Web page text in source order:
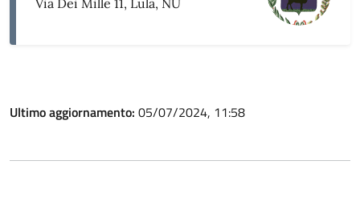
Ultimo aggiornamento: 05/07/2024, 11:58